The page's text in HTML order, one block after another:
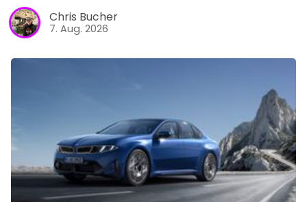
Chris Bucher
7. Aug. 2026